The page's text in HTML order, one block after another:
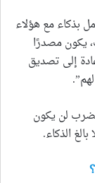
بذكاء مع هؤلاء
يكون مصدرًا
إلى تصديق
لن يكون
الذكاء.